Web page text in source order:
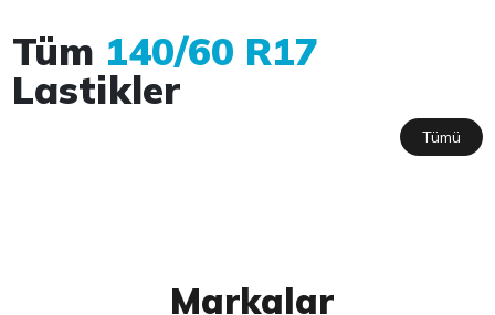
Tüm 140/60 R17
Lastikler
Tümü
Markalar